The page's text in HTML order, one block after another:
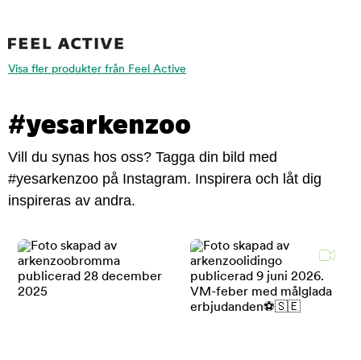
Visa fler produkter från Feel Active
#yesarkenzoo
Vill du synas hos oss? Tagga din bild med
#yesarkenzoo på Instagram. Inspirera och låt dig
inspireras av andra.